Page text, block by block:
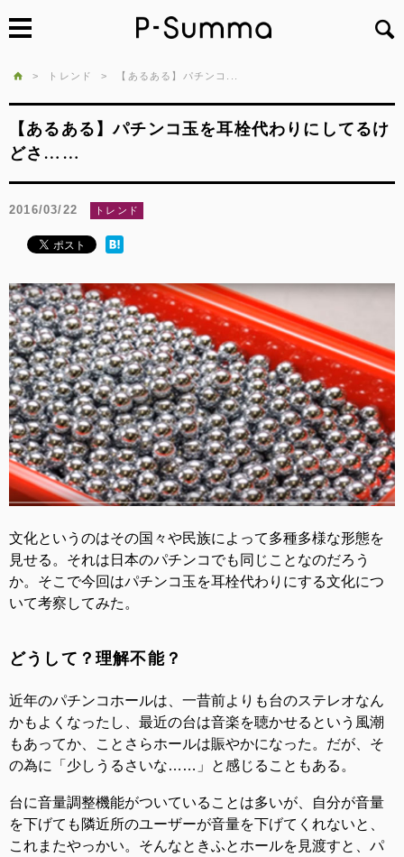
> トレンド > 【あるある】パチンコ...
【あるある】パチンコ玉を耳栓代わりにしてるけ
どさ……
2016/03/22 トレンド
文化というのはその国々や民族によって多種多様な形態を
見せる。それは日本のパチンコでも同じことなのだろう
か。そこで今回はパチンコ玉を耳栓代わりにする文化につ
いて考察してみた。
どうして？理解不能？
近年のパチンコホールは、一昔前よりも台のステレオなん
かもよくなったし、最近の台は音楽を聴かせるという風潮
もあってか、ことさらホールは賑やかになった。だが、そ
の為に「少しうるさいな……」と感じることもある。
台に音量調整機能がついていることは多いが、自分が音量
を下げても隣近所のユーザーが音量を下げてくれないと、
これまたやっかい。そんなときふとホールを見渡すと、パ